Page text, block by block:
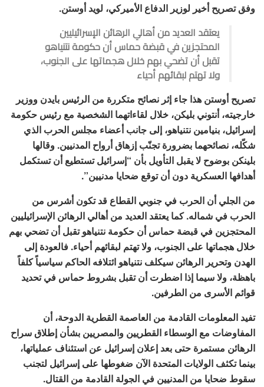
وفق تصريح أخير لوزير الدفاع الأميركي، لويد أوستن.
يعتقد العديد من أهالي الرهائن الإسرائيليين
المحتجزين في قبضة حماس أن حكومة نتنياهو
تقبل أن تضحي بهم خلال هجماتها على الجنوب،
ولا تهتم لبقائهم أحياء
تصريح أوستن هذا جاء إثر نصائح متكررة من الرئيس بايدن ووزير
خارجيته، أنتوني بليكن، خلال لقاءاتهما الشخصية مع رئيس حكومة
إسرائيل، بنيامين نتنياهو، إلى جانب أعضاء مجلس الحرب الذي
شكّله، نصائحهما بضرورة تجنّب إزهاق أرواح المدنيين. وقالها
بلينكن بوضوح لا يقبل التأويل بأن “إسرائيل تستطيع أن تستكمل
أهدافها العسكرية دون أن توقع ضحايا مدنيين”.
من الجلي أن الحرب في جنوبي القطاع قد تكون أشرس من
الحرب في شماله. كما يعتقد العديد من أهالي الرهائن الإسرائيليين
المحتجزين في قبضة حماس أن حكومة نتنياهو تقبل أن تضحي بهم
خلال هجماتها على الجنوب، ولا تهتم لبقائهم أحياء. فالعودة إلى
الهدن وتحرير الرهائن سيكلف نتنياهو ائتلافه الحاكم سياسياً كلفاً
باهظة، ولا سيما إذا اضطرت أن تقبل بشروط حماس في تحديد
قوائم الأسرى من الطرفين.
تفيد المعلومات القادمة من العاصمة القطرية الدوحة، أن
المفاوضات مع الوسطاء القطريين والمصريين بشأن إطلاق سراح
الرهائن مستمرة حتى بعد إعلان إسرائيل عن استئناف عملياتها،
بينما تكثف الولايات المتحدة الآن ضغوطها على إسرائيل لتجنب
سقوط ضحايا من المدنيين في الجولة القادمة من القتال.